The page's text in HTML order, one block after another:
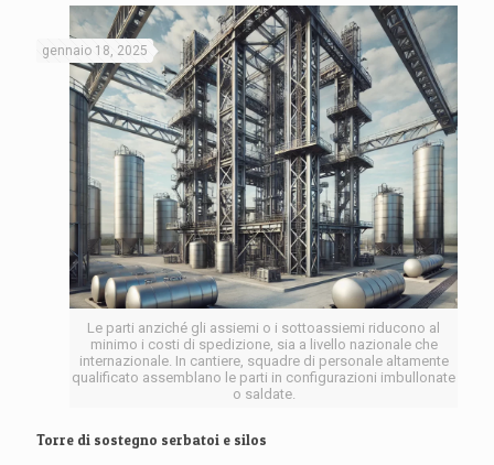
Le parti anziché gli assiemi o i sottoassiemi riducono al
minimo i costi di spedizione, sia a livello nazionale che
internazionale. In cantiere, squadre di personale altamente
qualificato assemblano le parti in configurazioni imbullonate
o saldate.
gennaio 18, 2025
Torre di sostegno serbatoi e silos